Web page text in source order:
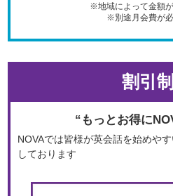
※地域によって金額が
※別途月会費が必
割引
“もっとお得に
NOVAでは皆様が英会話を始めやす
しております